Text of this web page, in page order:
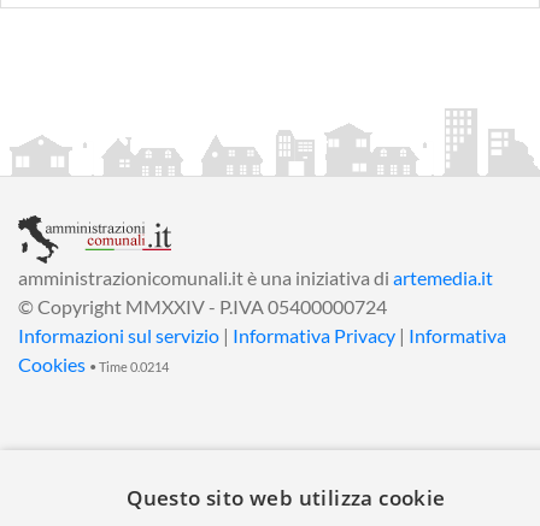
amministrazionicomunali.it è una iniziativa di artemedia.it
© Copyright MMXXIV - P.IVA 05400000724
Informazioni sul servizio | Informativa Privacy | Informativa
Cookies • Time 0.0214
Questo sito web utilizza cookie